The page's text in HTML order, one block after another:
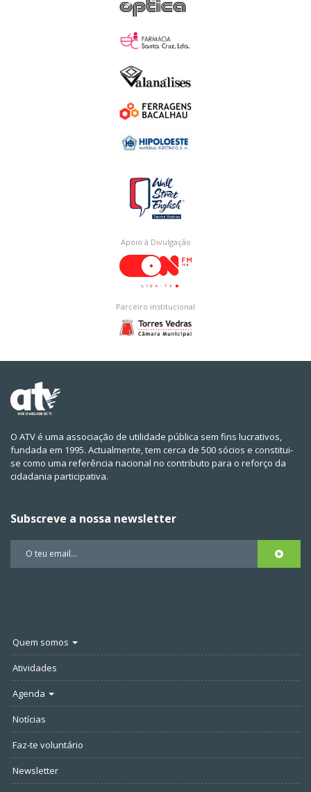
Apoio à Divulgação
Parceiro institucional
O ATV é uma associação de utilidade pública sem fins lucrativos,
fundada em 1995. Actualmente, tem cerca de 500 sócios e constitui-
se como uma referência nacional no contributo para o reforço da
cidadania participativa.
Subscreve a nossa newsletter
Quem somos
Atividades
Agenda
Notícias
Faz-te voluntário
Newsletter